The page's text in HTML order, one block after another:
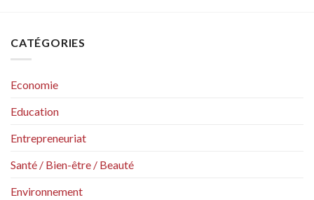
CATÉGORIES
Economie
Education
Entrepreneuriat
Santé / Bien-être / Beauté
Environnement